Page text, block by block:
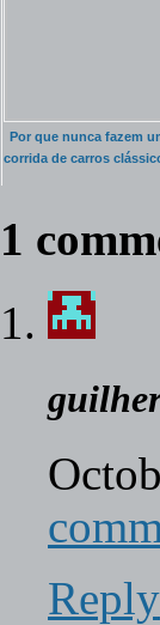
Por que nunca fazem
corrida de carros
1
Reply